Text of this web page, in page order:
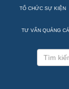
TỔ CHỨC SỰ KIỆN
TƯ VẤN QUẢNG